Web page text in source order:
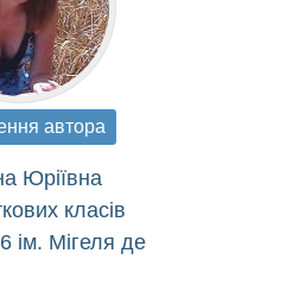
Юріївна
класів
ім. Мігеля де
автора